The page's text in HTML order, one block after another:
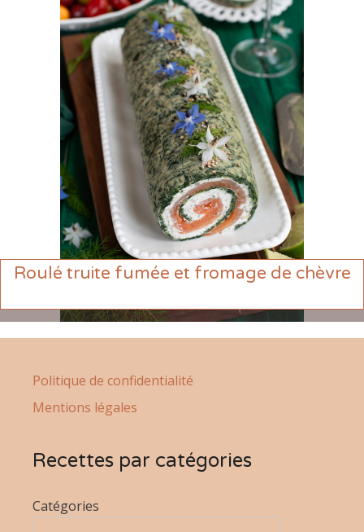
Roulé truite fumée et fromage de chèvre
Politique de confidentialité
Mentions légales
Recettes par catégories
Catégories